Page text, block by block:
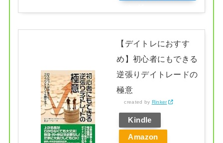
【デイトレにおすす
め】初心者にもできる
逆張りデイトレードの
極意
created by Rinker
Kindle
Amazon